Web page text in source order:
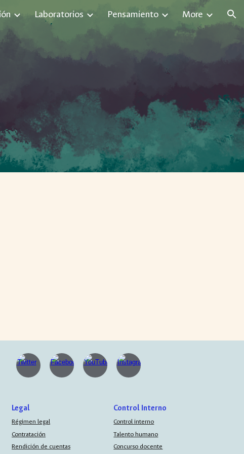
Laboratorios Pensamiento More
Legal
Régimen legal
Contratación
Rendición de cuentas
Control Interno
Control interno
Talento humano
Concurso docente